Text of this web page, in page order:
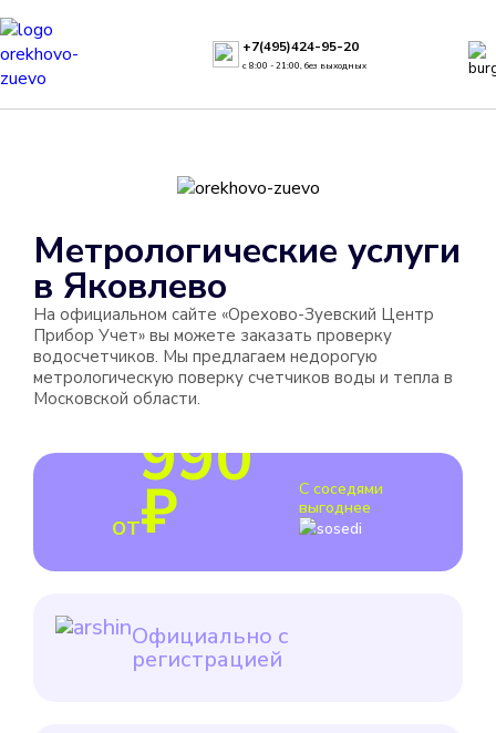
+7(495)424-95-20
с 8:00 - 21:00, без выходных
Метрологические услуги
в Яковлево
На официальном сайте «Орехово-Зуевский Центр
Прибор Учет» вы можете заказать проверку
водосчетчиков. Мы предлагаем недорогую
метрологическую поверку счетчиков воды и тепла в
Московской области.
С соседями
выгоднее
от
990
₽
Официально с
регистрацией